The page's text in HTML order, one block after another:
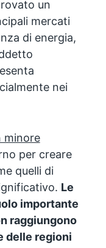
un
mercati
di energia,
nei
minore
per creare
quelli di
Le
importante
raggiungono
delle regioni